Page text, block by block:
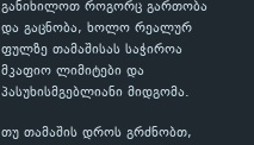
განიხილოთ როგორც გართობა
და გაცნობა, ხოლო რეალურ
ფულზე თამაშისას საჭიროა
მკაფიო ლიმიტები და
პასუხისმგებლიანი მიდგომა.
თუ თამაშის დროს გრძნობთ,